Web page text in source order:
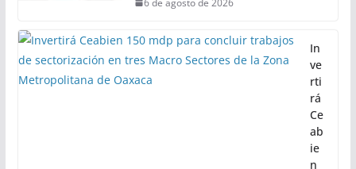
Disminuye en Oaxaca la
percepción de inseguridad en